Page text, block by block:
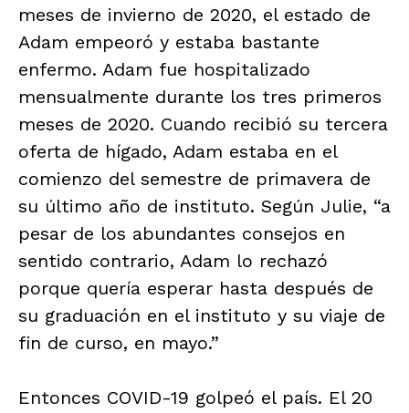
meses de invierno de 2020, el estado de
Adam empeoró y estaba bastante
enfermo. Adam fue hospitalizado
mensualmente durante los tres primeros
meses de 2020. Cuando recibió su tercera
oferta de hígado, Adam estaba en el
comienzo del semestre de primavera de
su último año de instituto. Según Julie, “a
pesar de los abundantes consejos en
sentido contrario, Adam lo rechazó
porque quería esperar hasta después de
su graduación en el instituto y su viaje de
fin de curso, en mayo.”
Entonces COVID-19 golpeó el país. El 20